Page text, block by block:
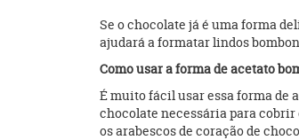
Se o chocolate já é uma forma
ajudará a formatar lindos
Como usar a forma de acetato
É muito fácil usar essa forma de
chocolate necessária para cobrir
os arabescos de coração de